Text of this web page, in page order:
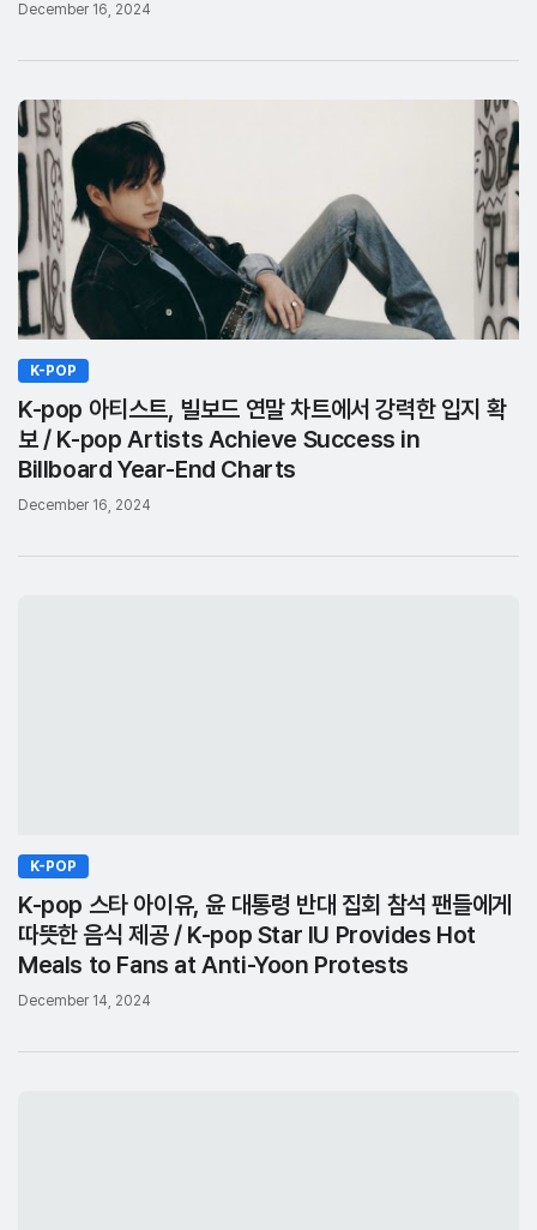
December 16, 2024
K-POP
K-pop 아티스트, 빌보드 연말 차트에서 강력한 입지 확
보 / K-pop Artists Achieve Success in
Billboard Year-End Charts
December 16, 2024
K-POP
K-pop 스타 아이유, 윤 대통령 반대 집회 참석 팬들에게
따뜻한 음식 제공 / K-pop Star IU Provides Hot
Meals to Fans at Anti-Yoon Protests
December 14, 2024